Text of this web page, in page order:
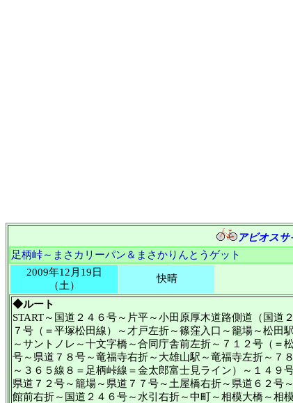
アビオス
足柄峠～まさカリーパン＆まさかりんとうゲット
2009年12月19日
（土）
快晴
◆ルート
START～国道２４６号～片平～小田原厚木道路側道（国道
７号（＝平塚松田線）～才戸左折～篠窪入口～籠場～松
～サントノレ～十文字橋～合同庁舎前左折～７１２号（＝
号～県道７８号～竜福寺右折～大雄山駅～竜福寺左折～７
～３６５線８＝足柄峠線＝金太郎富士見ライン）～１４９
県道７２号～籠場～県道７７号～土屋橋右折～県道６２号
館前右折～国道２４６号～水引右折～中町～相模大橋～相